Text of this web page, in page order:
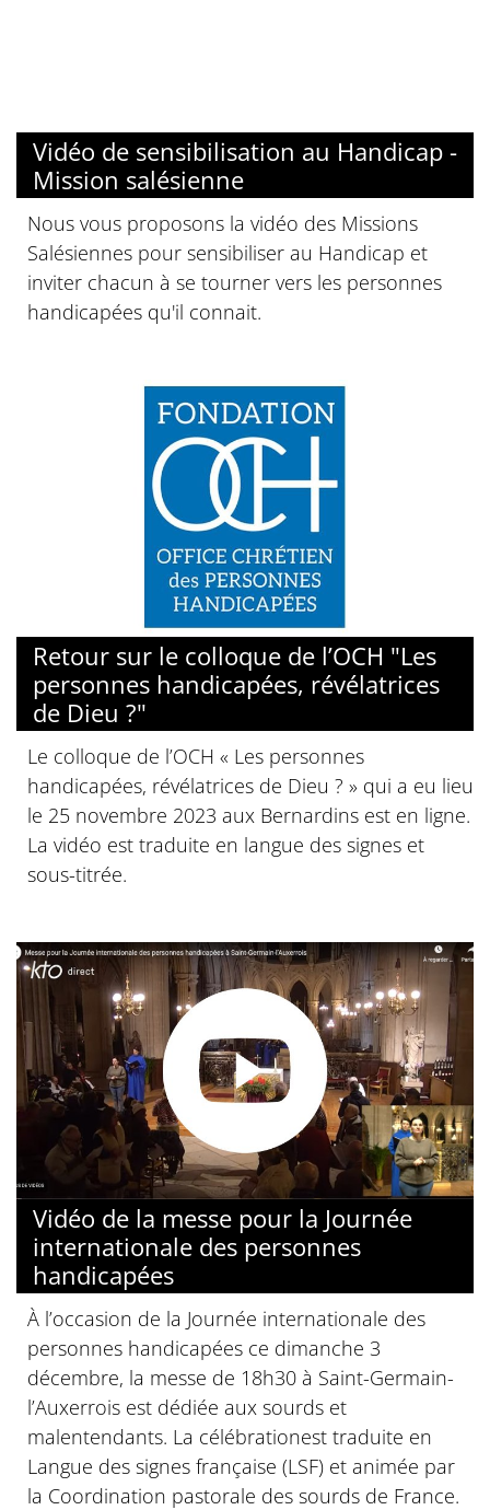
Vidéo de sensibilisation au Handicap -
Mission salésienne
Nous vous proposons la vidéo des Missions
Salésiennes pour sensibiliser au Handicap et
inviter chacun à se tourner vers les personnes
handicapées qu'il connait.
Retour sur le colloque de l’OCH "Les
personnes handicapées, révélatrices
de Dieu ?"
Le colloque de l’OCH « Les personnes
handicapées, révélatrices de Dieu ? » qui a eu lieu
le 25 novembre 2023 aux Bernardins est en ligne.
La vidéo est traduite en langue des signes et
sous-titrée.
Vidéo de la messe pour la Journée
internationale des personnes
handicapées
À l’occasion de la Journée internationale des
personnes handicapées ce dimanche 3
décembre, la messe de 18h30 à Saint-Germain-
l’Auxerrois est dédiée aux sourds et
malentendants. La célébrationest traduite en
Langue des signes française (LSF) et animée par
la Coordination pastorale des sourds de France.